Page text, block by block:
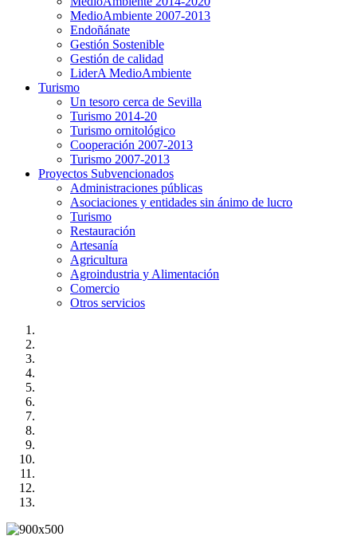
MedioAmbiente 2007-2013
Endoñánate
Gestión Sostenible
Gestión de calidad
LiderA MedioAmbiente
Turismo
Un tesoro cerca de Sevilla
Turismo 2014-20
Turismo ornitológico
Cooperación 2007-2013
Turismo 2007-2013
Proyectos Subvencionados
Administraciones públicas
Asociaciones y entidades sin ánimo de lucro
Turismo
Restauración
Artesanía
Agricultura
Agroindustria y Alimentación
Comercio
Otros servicios